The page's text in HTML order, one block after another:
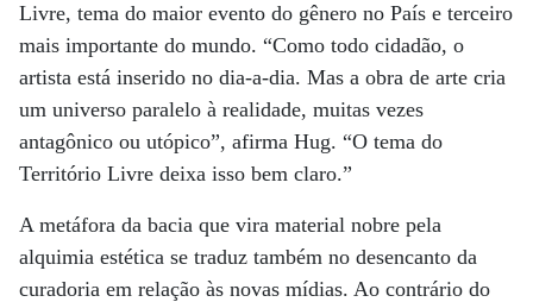
Livre, tema do maior evento do gênero no País e terceiro
mais importante do mundo. “Como todo cidadão, o
artista está inserido no dia-a-dia. Mas a obra de arte cria
um universo paralelo à realidade, muitas vezes
antagônico ou utópico”, afirma Hug. “O tema do
Território Livre deixa isso bem claro.”
A metáfora da bacia que vira material nobre pela
alquimia estética se traduz também no desencanto da
curadoria em relação às novas mídias. Ao contrário do